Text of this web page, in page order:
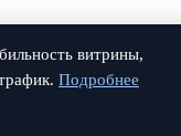
витрины,
Подробнее